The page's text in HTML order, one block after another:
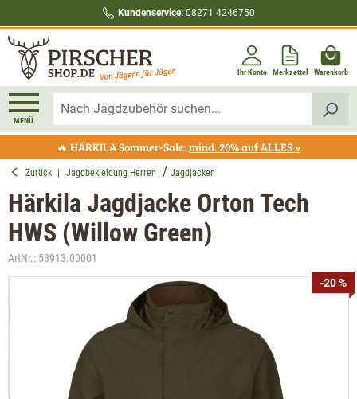
Kundenservice: 08271 4246750
Ihr Konto Merkzettel Warenkorb
MENÜ
🔥 HÄRKILA Sommer-Sale:mind. 20% auf ALLES »
Zurück Jagdbekleidung Herren Jagdjacken
Härkila Jagdjacke Orton Tech
HWS (Willow Green)
ArtNr.: 53913.00001
Bildergalerie überspringen -20 %